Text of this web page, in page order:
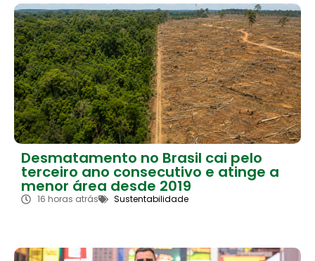
Desmatamento no Brasil cai pelo
terceiro ano consecutivo e atinge a
menor área desde 2019
16 horas atrás Sustentabilidade